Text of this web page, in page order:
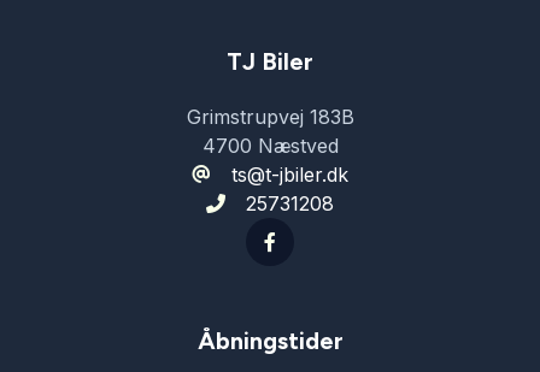
udvendig temperaturmåler
TJ Biler
Grimstrupvej 183B
4700 Næstved
ts@t-jbiler.dk
25731208
Åbningstider